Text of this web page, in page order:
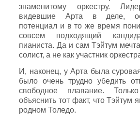
знаменитому оркестру.
видевшие Арта в деле,
потенциал и в то же время
совсем подходящий
пианиста. Да и сам Тэйтум
солист, а не как участник
И, наконец, у Арта была
было очень трудно убедить
свободное плавание.
объяснить тот факт, что Тэйтум
родном Толедо.